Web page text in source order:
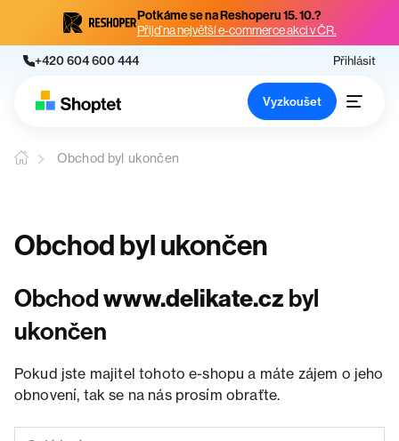
Potkáme se na Reshoperu 15. 10.?
Přijď na největší e-commerce akci v ČR.
+420 604 600 444 Přihlásit
Vyzkoušet
Obchod byl ukončen
Obchod byl ukončen
Obchodwww.delikate.cz byl
ukončen
Pokud jste majitel tohoto e-shopu a máte zájem o jeho
obnovení, tak se na nás prosím obraťte.